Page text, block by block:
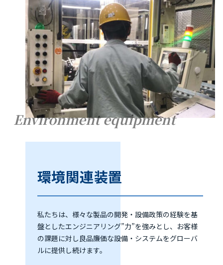
Environment equipment
環境関連装置
私たちは、様々な製品の開発・設備政策の経験を基
盤としたエンジニアリング”力”を強みとし、お客様
の課題に対し良品廉価な設備・システムをグローバ
ルに提供し続けます。